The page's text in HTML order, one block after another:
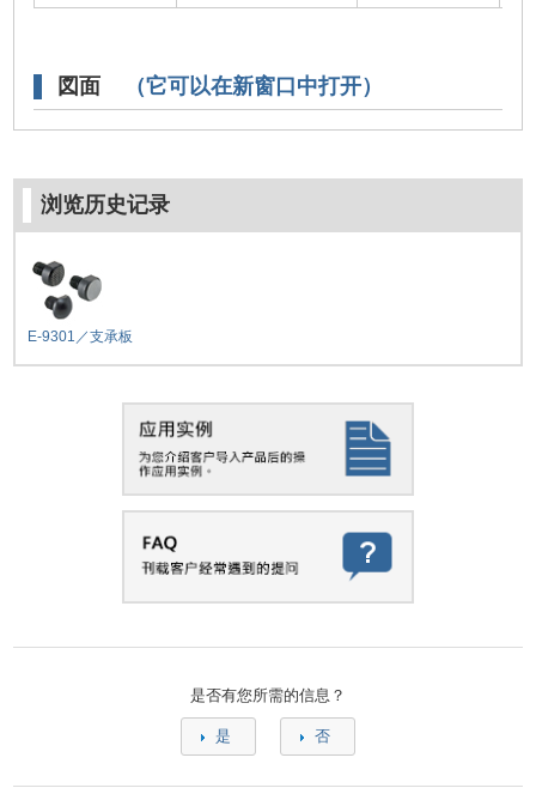
図面 （它可以在新窗口中打开）
浏览历史记录
E-9301／支承板
是否有您所需的信息？
是 否